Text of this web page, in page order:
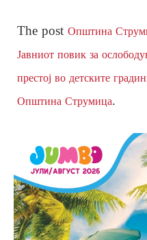
The post Општина
Јавниот повик за
престој во детските
Општина Струмица.